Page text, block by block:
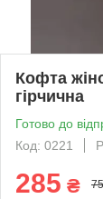
Кофта
гірчична
Готово до
Код: 0221
285 ₴